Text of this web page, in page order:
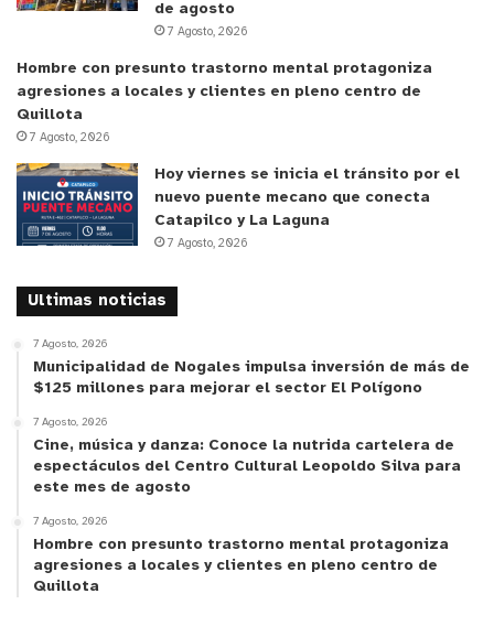
de agosto
7 Agosto, 2026
Hombre con presunto trastorno mental protagoniza
agresiones a locales y clientes en pleno centro de
Quillota
7 Agosto, 2026
Hoy viernes se inicia el tránsito por el
nuevo puente mecano que conecta
Catapilco y La Laguna
7 Agosto, 2026
Ultimas noticias
7 Agosto, 2026
Municipalidad de Nogales impulsa inversión de más de
$125 millones para mejorar el sector El Polígono
7 Agosto, 2026
Cine, música y danza: Conoce la nutrida cartelera de
espectáculos del Centro Cultural Leopoldo Silva para
este mes de agosto
7 Agosto, 2026
Hombre con presunto trastorno mental protagoniza
agresiones a locales y clientes en pleno centro de
Quillota